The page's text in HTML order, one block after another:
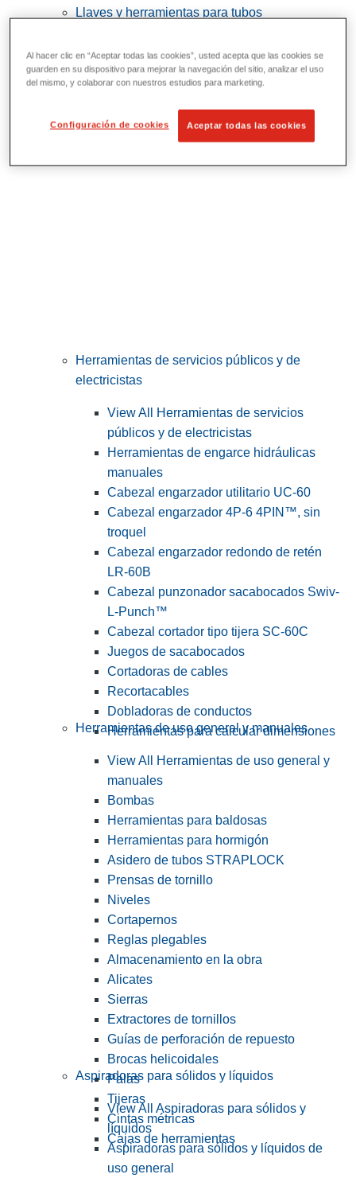
Llaves y herramientas para tubos
Llaves
Curvado y conformado
Corte y preparación de tubos
Herramientas de servicios públicos y de
electricistas
View All Herramientas de servicios
públicos y de electricistas
Herramientas de engarce hidráulicas
manuales
Cabezal engarzador utilitario UC-60
Cabezal engarzador 4P-6 4PIN™, sin
troquel
Cabezal engarzador redondo de retén
LR-60B
Cabezal punzonador sacabocados Swiv-
L-Punch™
Cabezal cortador tipo tijera SC-60C
Juegos de sacabocados
Cortadoras de cables
Recortacables
Dobladoras de conductos
Herramientas para calcular dimensiones
Herramientas de uso general y manuales
View All Herramientas de uso general y
manuales
Bombas
Herramientas para baldosas
Herramientas para hormigón
Asidero de tubos STRAPLOCK
Prensas de tornillo
Niveles
Cortapernos
Reglas plegables
Almacenamiento en la obra
Alicates
Sierras
Extractores de tornillos
Guías de perforación de repuesto
Brocas helicoidales
Palas
Tijeras
Cintas métricas
Cajas de herramientas
Aspiradoras para sólidos y líquidos
View All Aspiradoras para sólidos y
líquidos
Aspiradoras para sólidos y líquidos de
uso general
Al hacer clic en “Aceptar todas las cookies”, usted acepta que las cookies se
guarden en su dispositivo para mejorar la navegación del sitio, analizar el uso
del mismo, y colaborar con nuestros estudios para marketing.
Configuración de cookies Aceptar todas las cookies